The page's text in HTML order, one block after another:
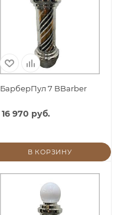
БарберПул 7 BBarber
16 970 руб.
В КОРЗИНУ